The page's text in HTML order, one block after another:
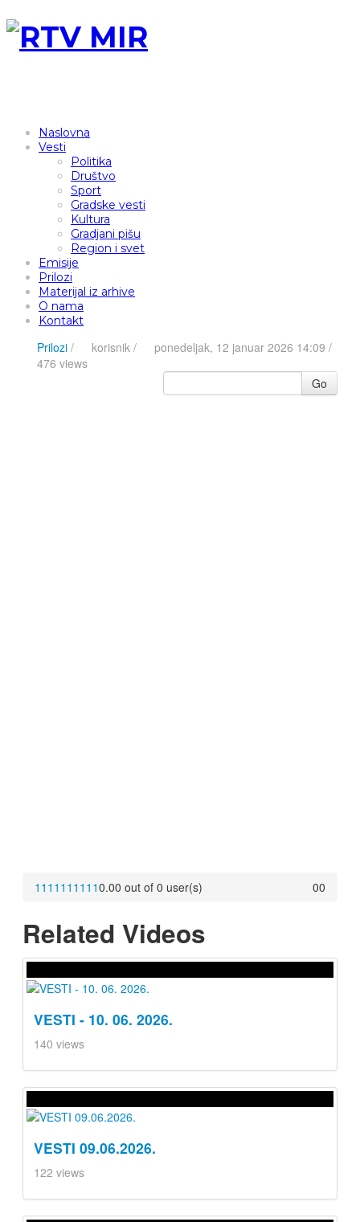
Naslovna
Vesti
Politika
Društvo
Sport
Gradske vesti
Kultura
Gradjani pišu
Region i svet
Emisije
Prilozi
Materijal iz arhive
O nama
Kontakt
Prilozi / korisnik /
ponedeljak, 12 januar 2026 14:09 /
476 views
Go
1 1 1 1 1 1 1 1 1 10.00 out of 0 user(s) 00
Related Videos
VESTI - 10. 06. 2026.
140 views
VESTI 09.06.2026.
122 views